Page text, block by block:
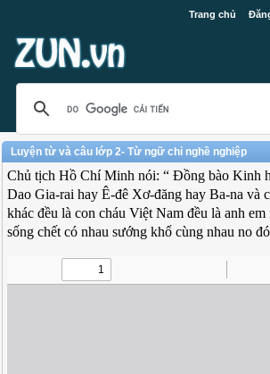
Trang chủ
Luyện từ và câu lớp 2- Từ ngữ chỉ nghề nghiệp
Chủ tịch Hồ Chí Minh nói: “ Đồng bào Kinh
Dao Gia-rai hay Ê-đê Xơ-đăng hay Ba-na và
khác đều là con cháu Việt Nam đều là anh
sống chết có nhau sướng khổ cùng nhau no